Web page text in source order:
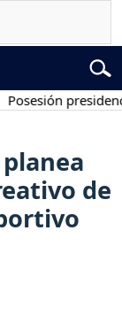
presidencial
de